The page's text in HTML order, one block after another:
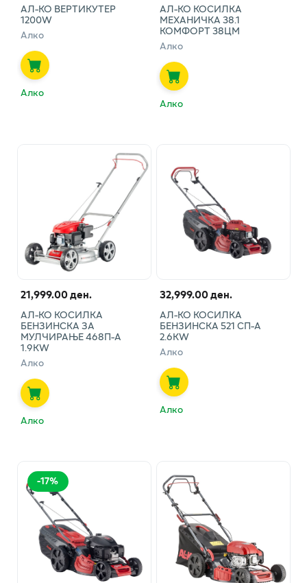
АЛ-КО ВЕРТИКУТЕР
1200W
Алко
Алко
АЛ-КО КОСИЛКА
МЕХАНИЧКА 38.1
КОМФОРТ 38ЦМ
Алко
Алко
21,999.00 ден.
АЛ-КО КОСИЛКА
БЕНЗИНСКА ЗА
МУЛЧИРАЊЕ 468П-А
1.9КW
Алко
Алко
32,999.00 ден.
АЛ-КО КОСИЛКА
БЕНЗИНСКА 521 СП-А
2.6KW
Алко
Алко
-17%